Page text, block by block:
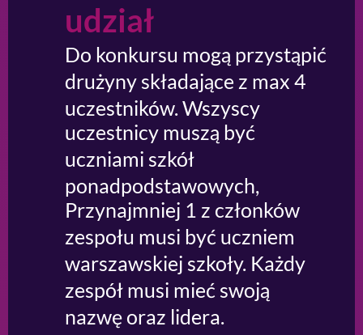
udział
Do konkursu mogą przystąpić
drużyny składające z max 4
uczestników. Wszyscy
uczestnicy muszą być
uczniami szkół
ponadpodstawowych,
Przynajmniej 1 z członków
zespołu musi być uczniem
warszawskiej szkoły. Każdy
zespół musi mieć swoją
nazwę oraz lidera.